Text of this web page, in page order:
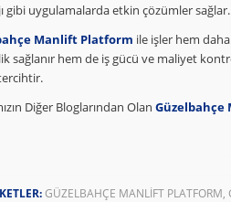
gibi uygulamalarda etkin çözümler sağlar.
Manlift Platform ile işler hem
sağlanır hem de iş gücü ve maliyet
Diğer Bloglarından Olan Güzelbahçe
GÜZELBAHÇE MANLIFT PLATFORM